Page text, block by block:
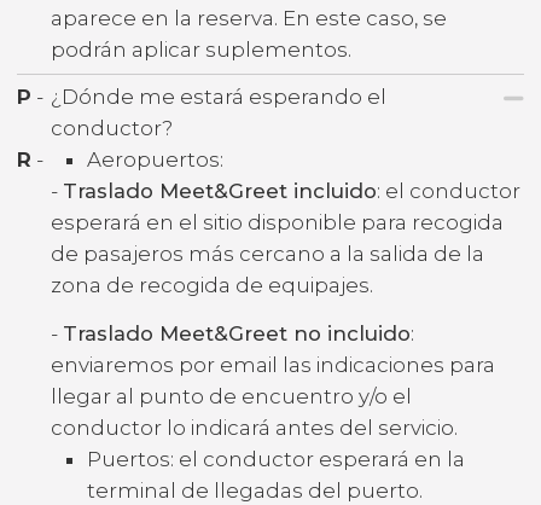
aparece en la reserva. En este caso, se
podrán aplicar suplementos.
P - ¿Dónde me estará esperando el
conductor?
R -
Aeropuertos:
- Traslado Meet&Greet incluido: el conductor
esperará en el sitio disponible para recogida
de pasajeros más cercano a la salida de la
zona de recogida de equipajes.
- Traslado Meet&Greet no incluido:
enviaremos por email las indicaciones para
llegar al punto de encuentro y/o el
conductor lo indicará antes del servicio.
Puertos: el conductor esperará en la
terminal de llegadas del puerto.